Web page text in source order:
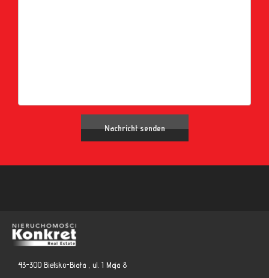
43-300 Bielsko-Biała , ul. 1 Maja 8